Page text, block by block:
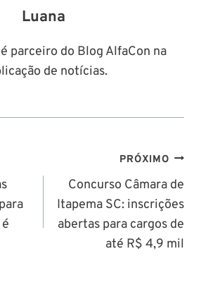
Luana
parceiro do Blog AlfaCon na
de notícias.
PRÓXIMO
Concurso Câmara de
Itapema SC: inscrições
abertas para cargos de
até R$ 4,9 mil